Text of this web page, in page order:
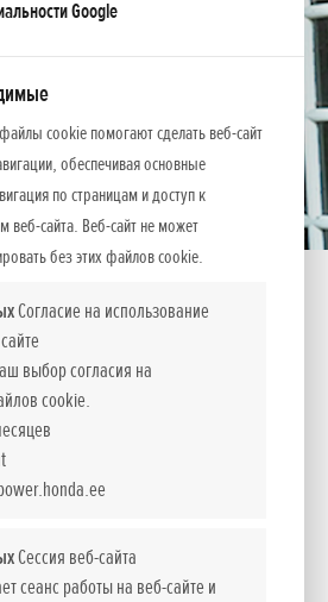
Googleopens in a new tab
cookie помогают сделать веб-сайт
обеспечивая основные
по страницам и доступ к
сайта. Веб-сайт не может
без этих файлов cookie.
Согласие на использование
выбор согласия на
cookie.
Сессия веб-сайта
сеанс работы на веб-сайте и
SSES LE
работать в самых
выбирайте 50 см и 1 м трубу-